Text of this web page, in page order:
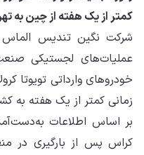
کمتر از یک هفته از چین به
شرکت نگین تندیس
عملیات‌های لجستیکی
خودروهای وارداتی تویوتا
زمانی کمتر از یک هفته به
کراس پس از بارگیری در